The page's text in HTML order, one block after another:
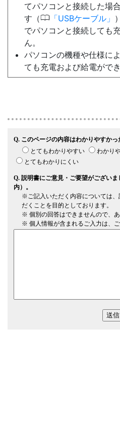
てパソコンと接続した場
す（0 USBケーブル
でパソコンと接続しても
ん。
パソコンの機種や仕様に
ても充電および給電がで